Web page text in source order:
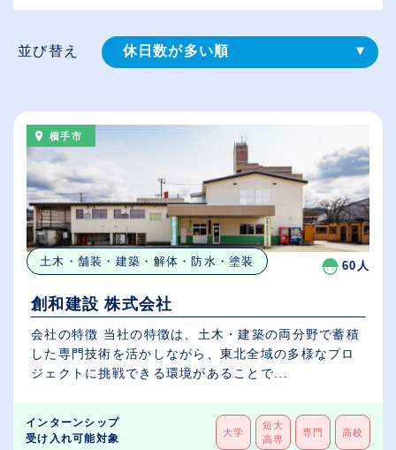
並び替え 休日数が多い順
（⾼卒の給与を基準）
従業員が多い順
横手市
土木・舗装・建築・解体・防水・塗装 60人
創和建設 株式会社
会社の特徴 当社の特徴は、土木・建築の両分野で蓄積
した専門技術を活かしながら、東北全域の多様なプロ
ジェクトに挑戦できる環境があることで...
インターンシップ
受け入れ可能対象
大学
短大
高専
専門 高校